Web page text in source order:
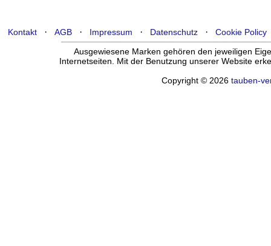
Kontakt· AGB· Impressum · Datenschutz· Cookie Policy
Ausgewiesene Marken gehören den jeweiligen
Internetseiten. Mit der Benutzung unserer Website
Copyright © 2026 tauben-